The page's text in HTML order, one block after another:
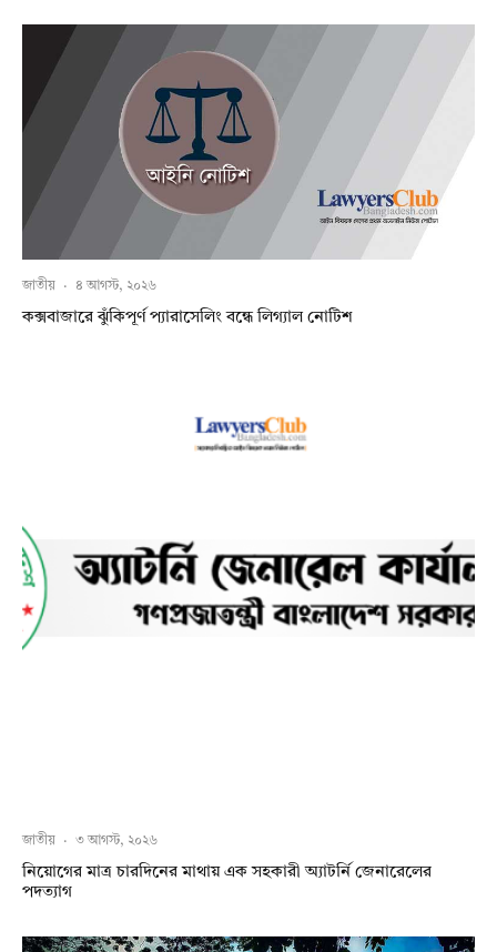
জাতীয় · ৪ আগস্ট, ২০২৬
কক্সবাজারে ঝুঁকিপূর্ণ প্যারাসেলিং বন্ধে লিগ্যাল নোটিশ
জাতীয় · ৩ আগস্ট, ২০২৬
নিয়োগের মাত্র চারদিনের মাথায় এক সহকারী অ্যাটর্নি জেনারেলের
পদত্যাগ